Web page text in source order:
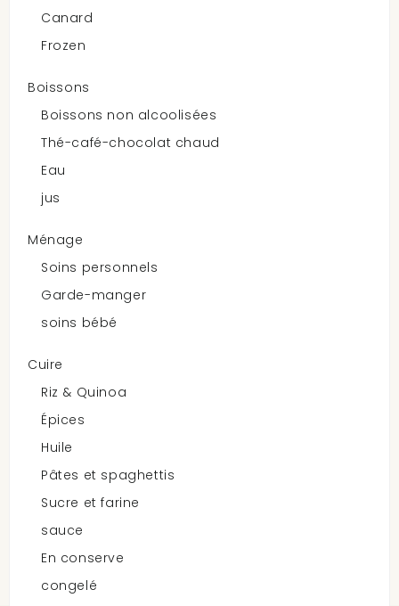
Canard
Frozen
Boissons
Boissons non alcoolisées
Thé-café-chocolat chaud
Eau
jus
Ménage
Soins personnels
Garde-manger
soins bébé
Cuire
Riz & Quinoa
Épices
Huile
Pâtes et spaghettis
Sucre et farine
sauce
En conserve
congelé
NutriBites - Friandises Lyophilisées...
$21.99
Pedigree Dentastix Daily Original, 70...
$24.99
Comparer ( 0 )
Affichage de 1 - 5 de 5 éléments